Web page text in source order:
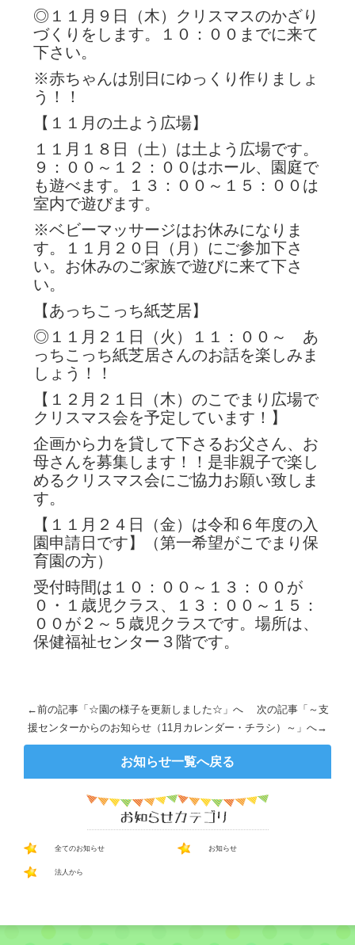
◎１１月９日（木）クリスマスのかざり
づくりをします。１０：００までに来て
下さい。
※赤ちゃんは別日にゆっくり作りましょ
う！！
【１１月の土よう広場】
１１月１８日（土）は土よう広場です。
９：００～１２：００はホール、園庭で
も遊べます。１３：００～１５：００は
室内で遊びます。
※ベビーマッサージはお休みになりま
す。１１月２０日（月）にご参加下さ
い。お休みのご家族で遊びに来て下さ
い。
【あっちこっち紙芝居】
◎１１月２１日（火）１１：００～ あ
っちこっち紙芝居さんのお話を楽しみま
しょう！！
【１２月２１日（木）のこでまり広場で
クリスマス会を予定しています！】
企画から力を貸して下さるお父さん、お
母さんを募集します！！是非親子で楽し
めるクリスマス会にご協力お願い致しま
す。
【１１月２４日（金）は令和６年度の入
園申請日です】（第一希望がこでまり保
育園の方）
受付時間は１０：００～１３：００が
０・１歳児クラス、１３：００～１５：
００が２～５歳児クラスです。場所は、
保健福祉センター３階です。
←前の記事「 ☆園の様子を更新しました☆ 」へ 次の記事「 ～支
援センターからのお知らせ（11月カレンダー・チラシ）～ 」へ→
お知らせ一覧へ戻る
全てのお知らせ お知らせ
法人から